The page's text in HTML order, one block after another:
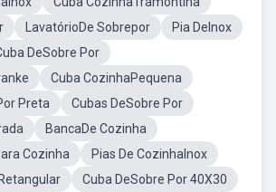
LavatórioDe Sobrepor
Pia DeInox
DeSobre Por
Cuba CozinhaPequena
Preta
Cubas DeSobre Por
BancaDe Cozinha
Cozinha
Pias De CozinhaInox
Cuba DeSobre Por 40X30